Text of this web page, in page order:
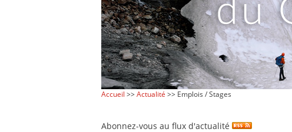
Accueil >>Actualité >> Emplois / Stages
Abonnez-vous au flux d'actualité